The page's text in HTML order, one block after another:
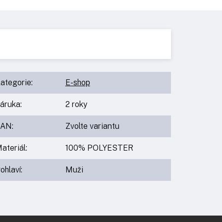
: E-shop
: 2 roky
: Zvolte variantu
: 100% POLYESTER
: Muži